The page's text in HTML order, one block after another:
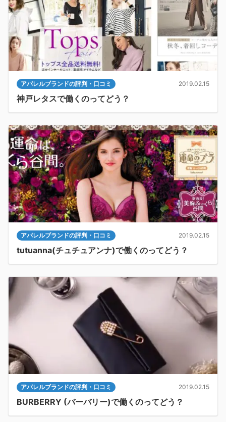
アパレルブランドの評判・口コミ 2019.02.15
神戸レタスで働くのってどう？
アパレルブランドの評判・口コミ 2019.02.15
tutuanna(チュチュアンナ)で働くのってどう？
アパレルブランドの評判・口コミ 2019.02.15
BURBERRY (バーバリー)で働くのってどう？